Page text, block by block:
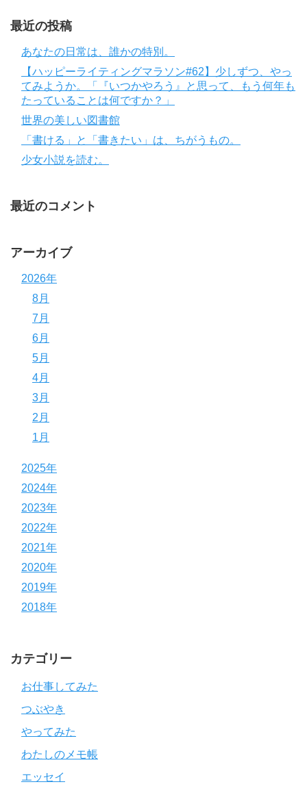
最近の投稿
あなたの日常は、誰かの特別。
【ハッピーライティングマラソン#62】少しずつ、やっ
てみようか。「『いつかやろう』と思って、もう何年も
たっていることは何ですか？」
世界の美しい図書館
「書ける」と「書きたい」は、ちがうもの。
少女小説を読む。
最近のコメント
アーカイブ
2026年
8月
7月
6月
5月
4月
3月
2月
1月
2025年
2024年
2023年
2022年
2021年
2020年
2019年
2018年
カテゴリー
お仕事してみた
つぶやき
やってみた
わたしのメモ帳
エッセイ